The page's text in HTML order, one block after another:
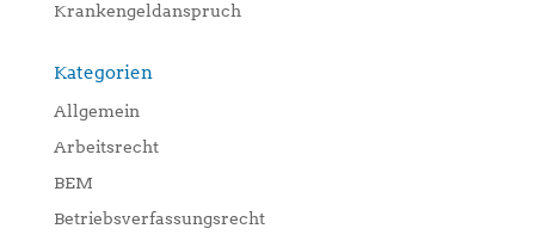
Krankengeldanspruch
Kategorien
Allgemein
Arbeitsrecht
BEM
Betriebsverfassungsrecht